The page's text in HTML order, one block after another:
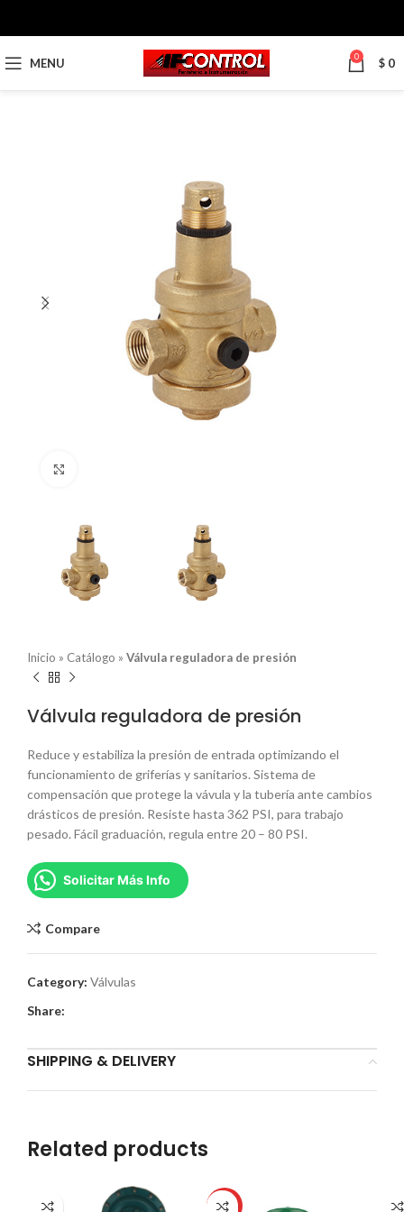
MENU 0 $ 0
Inicio » Catálogo » Válvula reguladora de presión
Válvula reguladora de presión
Reduce y estabiliza la presión de entrada optimizando el
funcionamiento de griferías y sanitarios. Sistema de
compensación que protege la vávula y la tubería ante cambios
drásticos de presión. Resiste hasta 362 PSI, para trabajo
pesado. Fácil graduación, regula entre 20 – 80 PSI.
Solicitar Más Info
Compare
Category: Válvulas
Share:
SHIPPING & DELIVERY
Related products
HOT